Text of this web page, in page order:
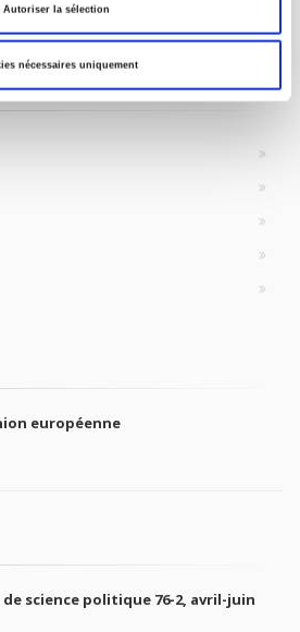
Autoriser la sélection
nécessaires uniquement
sciences humaines et sociales, les
depuis leur création en 1976
européenne
de science politique 76-2, avril-juin